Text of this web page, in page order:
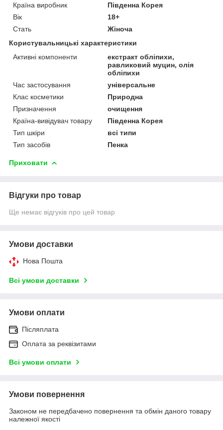
Країна виробник
Південна Корея
Вік
18+
Стать
Жіноча
Користувальницькі характеристики
Активні компоненти
екстракт обліпихи,
равликовий муцин, олія
обліпихи
Час застосування
універсальне
Клас косметики
Природна
Призначення
очищення
Країна-вивідувач товару
Південна Корея
Тип шкіри
всі типи
Тип засобів
Пенка
Приховати
Відгуки про товар
Ще немає відгуків про цей товар
Умови доставки
Нова Пошта
Всі умови доставки
Умови оплати
Післяплата
Оплата за реквізитами
Всі умови оплати
Умови повернення
Законом не передбачено повернення та обмін даного товару
належної якості